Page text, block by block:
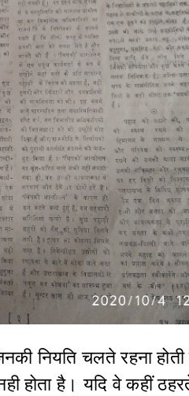
नियति चलते रहना
होता है। यदि वे कहीं